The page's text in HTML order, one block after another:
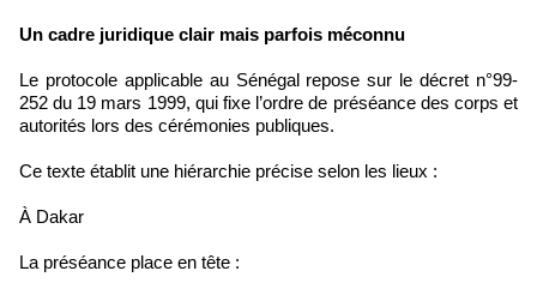
Un cadre juridique clair mais parfois méconnu
Le protocole applicable au Sénégal repose sur le décret n°99-
252 du 19 mars 1999, qui fixe l’ordre de préséance des corps et
autorités lors des cérémonies publiques.
Ce texte établit une hiérarchie précise selon les lieux :
À Dakar
La préséance place en tête :